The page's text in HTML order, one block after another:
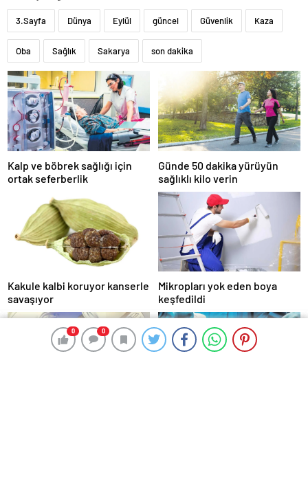
0 0
0 0
3.Sayfa Dünya Eylül güncel Güvenlik Kaza
Oba Sağlık Sakarya son dakika
Kalp ve böbrek sağlığı için
ortak seferberlik
Günde 50 dakika yürüyün
sağlıklı kilo verin
Kakule kalbi koruyor kanserle
savaşıyor
Mikropları yok eden boya
keşfedildi